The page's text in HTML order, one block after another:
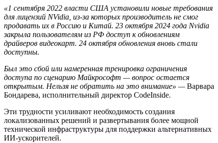
«1 сентября 2022 власти США установили новые требования
для лицензий NVidia, из-за которых производитель не смог
продавать их в Россию и Китай. 23 октября 2024 года Nvidia
закрыла пользователям из РФ доступ к обновлениям
драйверов видеокарт. 24 октября обновления вновь стали
доступны.
Был это сбой или намеренная тренировка ограничения
доступа по сценарию Майкрософт — вопрос остается
открытым. Нельзя не обратить на это внимание» —Варвара
Бондарева, исполнительный директор CodeInside.
Эти трудности усиливают необходимость создания
локализованных решений и развертывания более мощной
технической инфраструктуры для поддержки альтернативных
ИИ-ускорителей.